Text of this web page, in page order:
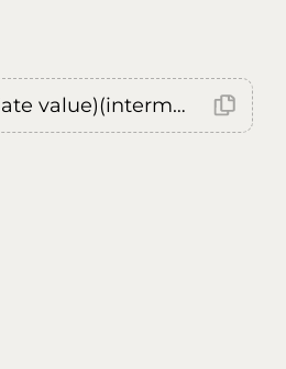
Error: (intermediate value)(intermediate value)(intermediate value).replaceAll is not a function